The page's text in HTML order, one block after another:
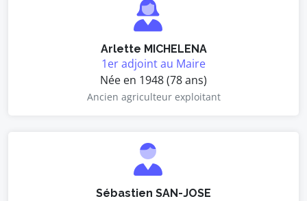
Arlette MICHELENA
1er adjoint au Maire
Née en 1948 (78 ans)
Ancien agriculteur exploitant
Sébastien SAN-JOSE